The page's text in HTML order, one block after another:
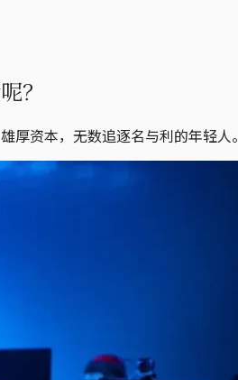
？
厚资本，无数追逐名与利的年轻人。